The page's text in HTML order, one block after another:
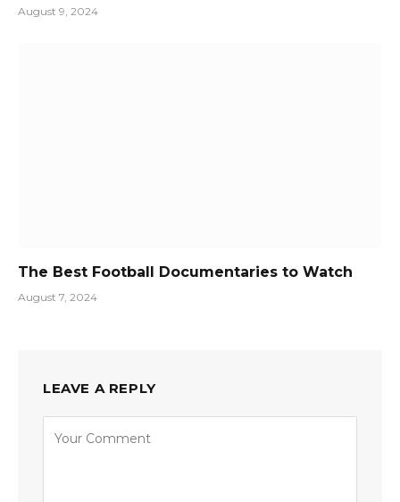
August 9, 2024
The Best Football Documentaries to Watch
August 7, 2024
LEAVE A REPLY